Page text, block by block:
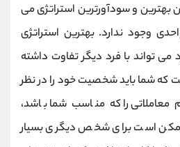
و سودآورترین استراتژی می
وجود ندارد. بهترین استراتژی
می تواند با فرد دیگر تفاوت داشته
که شما باید شخصیت خود را در نظر
معاملاتی را که مناسب شما باشد،
است برای شخص دیگری بسیار